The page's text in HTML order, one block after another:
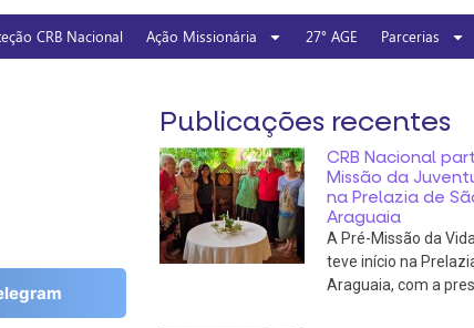
CRB Nacional Ação Missionária 27° AGE Parcerias
Publicações recentes
CRB Nacional
Missão da
na Prelazia de
Araguaia
A Pré-Missão da
teve início na
Araguaia, com a